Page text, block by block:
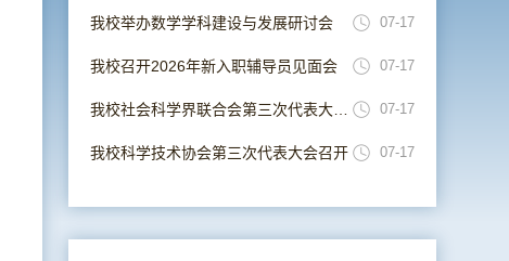
07-17
我校举办数学学科建设与发展研讨会
07-17
我校召开2026年新入职辅导员见面会
07-17
07-17
我校科学技术协会第三次代表大会召开